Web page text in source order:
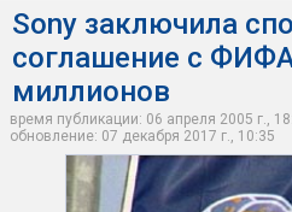
Sony заключила
соглашение с
миллионов
время публикации: 06 апреля 2005 г.,
обновление: 07 декабря 2017 г., 10:35